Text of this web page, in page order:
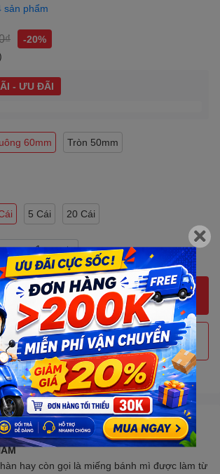
sản phẩm
-20%
- ƯU ĐÃI
60mm Tròn 50mm
5 Cái 20 Cái
MUA NGAY
THÊM VÀO GIỎ HÀNG
mua0907088123(7:30 - 17:00)
BẬT
hay còn gọi là miếng bánh mì được làm từ